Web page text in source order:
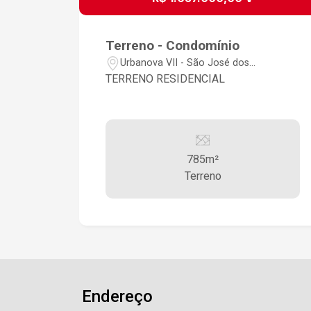
em Av. Maria de Lourdes Friggi -
Terreno - Condomínio
Urbanova VII - São José dos
Campos/SP
TERRENO RESIDENCIAL
785m²
Terreno
Endereço